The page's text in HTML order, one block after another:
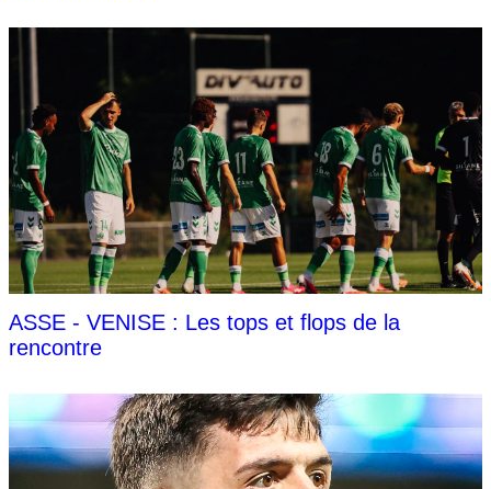
ASSE - VENISE : Les tops et flops de la
rencontre